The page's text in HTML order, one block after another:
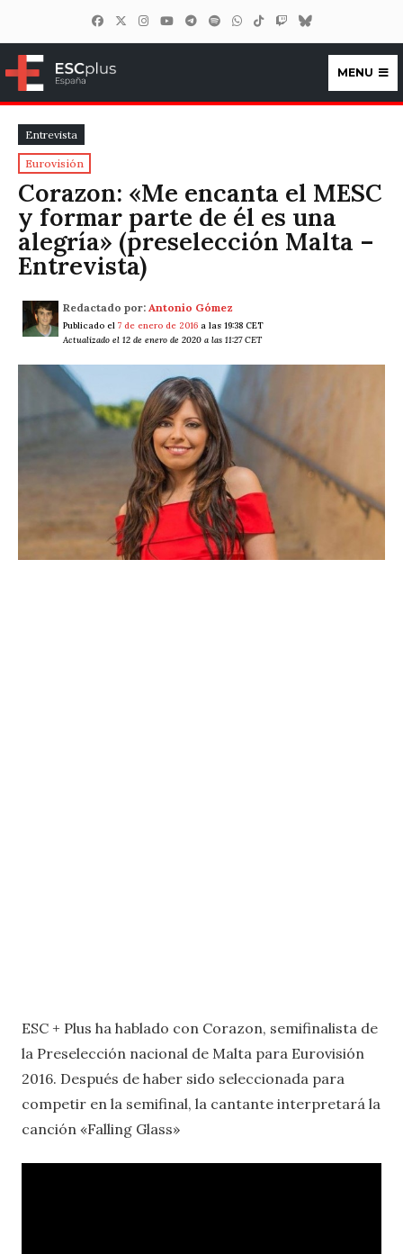
ESCplus España
MENU
Entrevista
Eurovisión
Corazon: «Me encanta el MESC
y formar parte de él es una
alegría» (preselección Malta –
Entrevista)
Redactado por: Antonio Gómez
Publicado el 7 de enero de 2016 a las 19:38 CET
Actualizado el 12 de enero de 2020 a las 11:27 CET
ESC + Plus ha hablado con Corazon, semifinalista de
la Preselección nacional de Malta para Eurovisión
2016. Después de haber sido seleccionada para
competir en la semifinal, la cantante interpretará la
canción «Falling Glass»